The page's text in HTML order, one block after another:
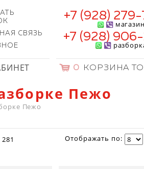
СВЯЗЬ
+7 (928)
магазин
+7 (928)
0 КОРЗИНА
Пежо
Пежо
281 Отображать по: